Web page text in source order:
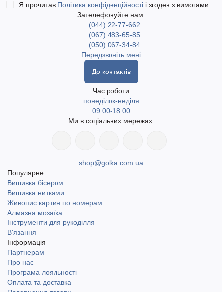
Я прочитав Політика конфіденційності і згоден з вимогами
Зателефонуйте нам:
(044) 22-77-662
(067) 483-65-85
(050) 067-34-84
Передзвоніть мені
До контактів
Час роботи
понеділок-неділя
09:00-18:00
Ми в соціальних мережах:
shop@golka.com.ua
Популярне
Вишивка бісером
Вишивка нитками
Живопис картин по номерам
Алмазна мозаїка
Інструменти для рукоділля
В'язання
Інформація
Партнерам
Про нас
Програма лояльності
Оплата та доставка